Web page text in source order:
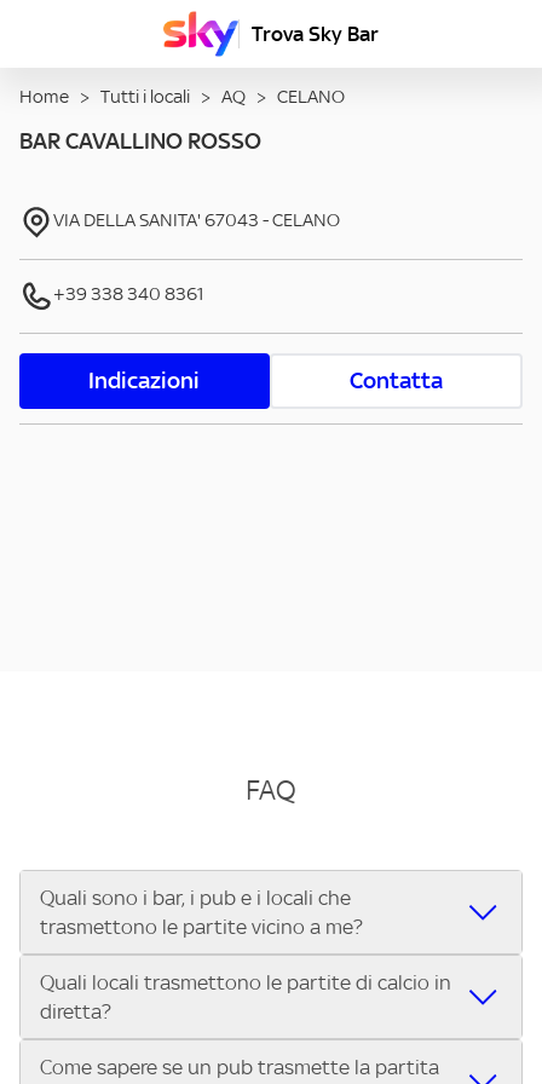
Trova Sky Bar
Home > Tutti i locali > AQ > CELANO
BAR CAVALLINO ROSSO
VIA DELLA SANITA' 67043 -CELANO
+39 338 340 8361
Indicazioni Contatta
FAQ
Quali sono i bar, i pub e i locali che
trasmettono le partite vicino a me?
Se cerchi un bar, pub, ristorante o locale vicino a te per
vedere le partite di Serie A ENILIVE, la Serie C Sky Wifi, la
UEFA Champions League, la UEFA Europa League, la UEFA
Conference League, il Tennis, la Formula 1®, la MotoGP™ e
Quali locali trasmettono le partite di calcio in
diretta?
Vuoi sapere quali bar, pub o ristoranti mostrano le partite
Come sapere se un pub trasmette la partita